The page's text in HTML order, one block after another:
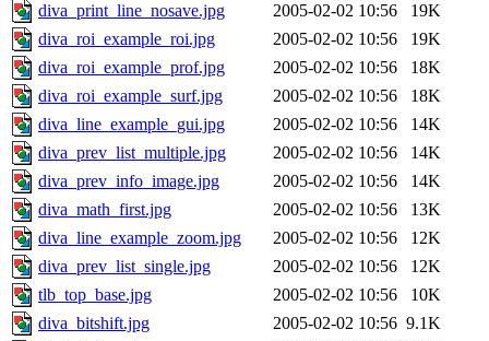
diva_print_line_nosave.jpg
2005-02-02 10:56
19K
diva_roi_example_roi.jpg
2005-02-02 10:56
19K
diva_roi_example_prof.jpg
2005-02-02 10:56
18K
diva_roi_example_surf.jpg
2005-02-02 10:56
18K
diva_line_example_gui.jpg
2005-02-02 10:56
14K
diva_prev_list_multiple.jpg
2005-02-02 10:56
14K
diva_prev_info_image.jpg
2005-02-02 10:56
14K
diva_math_first.jpg
2005-02-02 10:56
13K
diva_line_example_zoom.jpg
2005-02-02 10:56
12K
diva_prev_list_single.jpg
2005-02-02 10:56
12K
tlb_top_base.jpg
2005-02-02 10:56
10K
diva_bitshift.jpg
2005-02-02 10:56 9.1K